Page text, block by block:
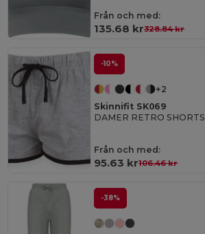
Från och med:
135.68 kr328.84 kr
-10%
+2
Skinnifit SK069
DAMER RETRO SHORTS
Från och med:
95.63 kr106.46 kr
-38%